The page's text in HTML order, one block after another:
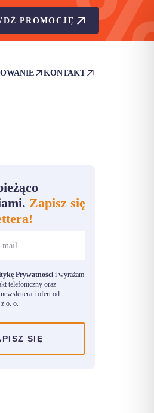
PROMOCJĘ
SIĘ W NOWEJ KARCIE)
KONTAKT
(OTWIERA SIĘ W NOWEJ
Zapisz się
Prywatności i wyrażam
telefoniczny oraz
i ofert od
o. o.